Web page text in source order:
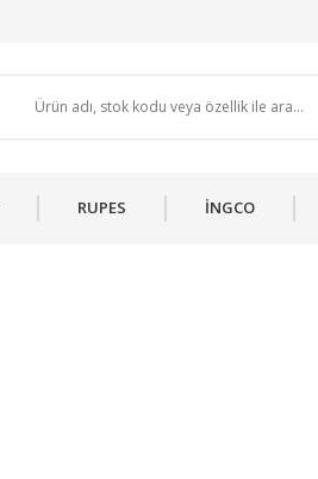
RUPES İNGCO